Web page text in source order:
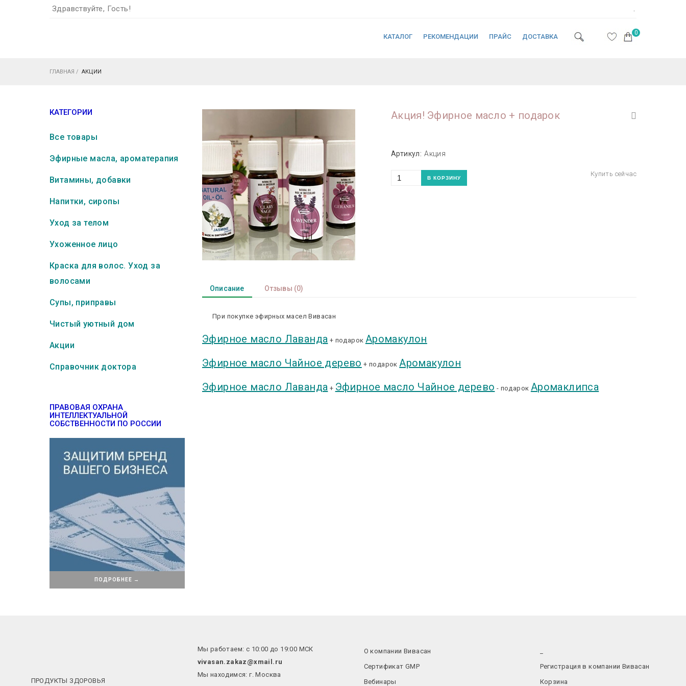
Здравствуйте, Гость! .
КАТАЛОГ РЕКОМЕНДАЦИИ ПРАЙС ДОСТАВКА 0
ГЛАВНАЯ / АКЦИИ
Акция! Эфирное масло + подарок
Артикул: Акция
Описание Отзывы (0)
При покупке эфирных масел Вивасан
Эфирное масло Лаванда + подарок Аромакулон
Эфирное масло Чайное дерево + подарокАромакулон
Эфирное масло Лаванда + Эфирное масло Чайное дерево - подарок Аромаклипса
КАТЕГОРИИ
Все товары
Эфирные масла, ароматерапия
Витамины, добавки
Напитки, сиропы
Уход за телом
Ухоженное лицо
Краска для волос. Уход за
волосами
Супы, приправы
Чистый уютный дом
Акции
Справочник доктора
ПРАВОВАЯ ОХРАНА
ИНТЕЛЛЕКТУАЛЬНОЙ
СОБСТВЕННОСТИ ПО РОССИИ
ПОДРОБНЕЕ →
ПРОДУКТЫ ЗДОРОВЬЯ
Мы работаем: с 10:00 до 19:00 МСК
vivasan.zakaz@xmail.ru
Мы находимся: г. Москва
О компании Вивасан
Сертификат GMP
Вебинары
Регистрация в компании Вивасан
Корзина